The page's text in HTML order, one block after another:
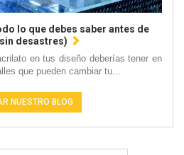
lo que debes saber antes de
desastres)
en tus diseño deberías tener en
que pueden cambiar tu...
NUESTRO BLOG